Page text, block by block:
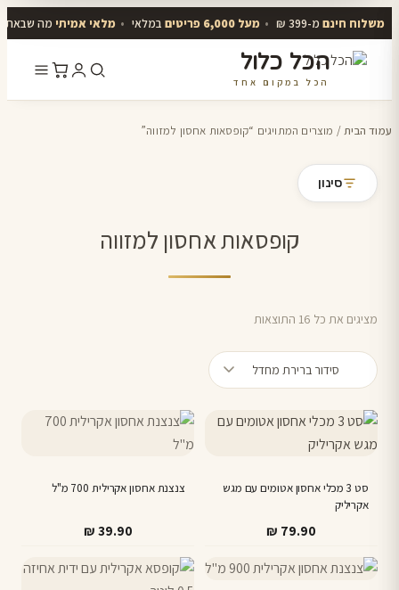
משלוח חינם מ-399 ₪ • מעל 6,000 פריטים במלאי • מלאי אמיתי מה שבאתר
הכל כלול
הכל במקום אחד
עמוד הבית/ מוצרים המתויגים “קופסאות אחסון למזווה”
סינון
קופסאות אחסון למזווה
מציגים את כל ⁦16⁩ התוצאות
סט 3 מכלי אחסון אטומים עם מגש
אקריליק
₪ 79.90
צנצנת אחסון אקרילית 700 מ"ל
₪ 39.90